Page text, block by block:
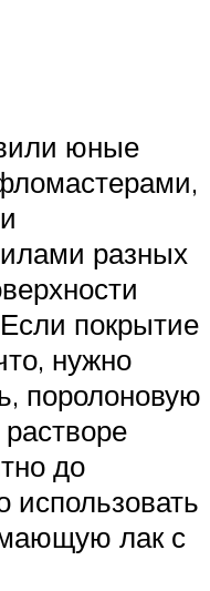
юные
разных
покрытие
нужно
поролоновую
растворе
до
использовать
лак с